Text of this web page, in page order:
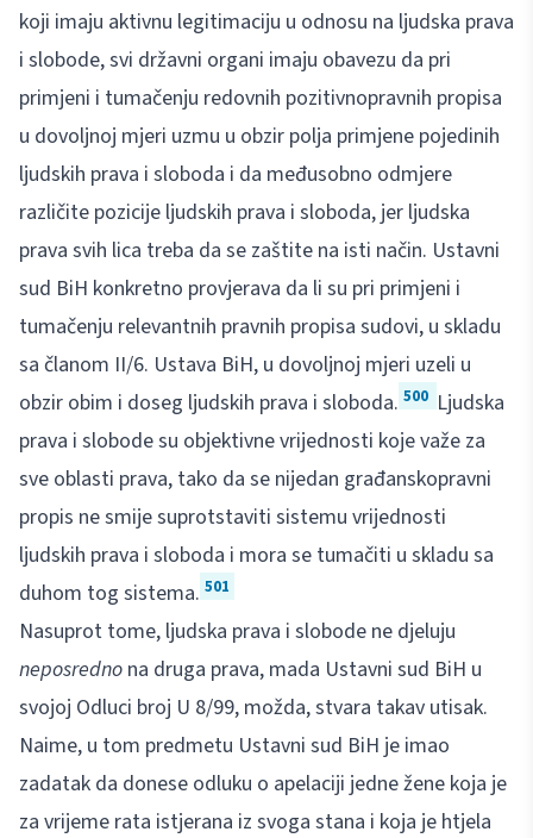
koji imaju aktivnu legitimaciju u odnosu na ljudska prava
i slobode, svi državni organi imaju obavezu da pri
primjeni i tumačenju redovnih pozitivnopravnih propisa
u dovoljnoj mjeri uzmu u obzir polja primjene pojedinih
ljudskih prava i sloboda i da međusobno odmjere
različite pozicije ljudskih prava i sloboda, jer ljudska
prava svih lica treba da se zaštite na isti način. Ustavni
sud BiH konkretno provjerava da li su pri primjeni i
tumačenju relevantnih pravnih propisa sudovi, u skladu
sa članom II/6. Ustava BiH, u dovoljnoj mjeri uzeli u
obzir obim i doseg ljudskih prava i sloboda. 500 Ljudska
prava i slobode su objektivne vrijednosti koje važe za
sve oblasti prava, tako da se nijedan građanskopravni
propis ne smije suprotstaviti sistemu vrijednosti
ljudskih prava i sloboda i mora se tumačiti u skladu sa
duhom tog sistema. 501
Nasuprot tome, ljudska prava i slobode ne djeluju
neposredno na druga prava, mada Ustavni sud BiH u
svojoj Odluci broj U 8/99, možda, stvara takav utisak.
Naime, u tom predmetu Ustavni sud BiH je imao
zadatak da donese odluku o apelaciji jedne žene koja je
za vrijeme rata istjerana iz svoga stana i koja je htjela